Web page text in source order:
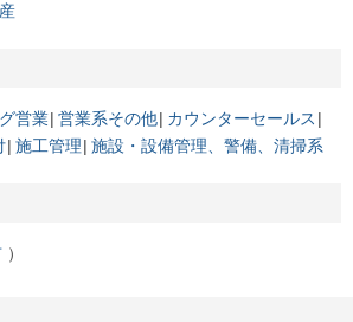
営業 営業系その他 カウンターセールス
施工管理 施設・設備管理、警備、清掃系